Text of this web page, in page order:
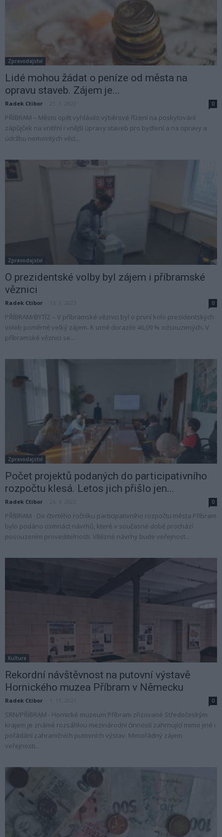
Zpravodajství
Lidé mohou žádat o peníze od města na
opravu staveb. Zájem je...
Radek Ctibor 0
PŘÍBRAM – Město opět vyhlásilo výběrové řízení na poskytování
zápůjček na vnitřní i vnější úpravy staveb pro bydlení a na opravy a
údržbu nemovitých věcí...
Zpravodajství
O prezidentské volby byl zájem i příbramské
věznici
Radek Ctibor 0
PŘÍBRAM/BYTÍZ – V příbramské věznici byl o první kolo prezidentských
voleb poměrně velký zájem. K urně dorazilo 46,09 % odsouzených. V
příbramské věznici se...
Zpravodajství
Počet projektů podaných do participativního
rozpočtu klesá. Letos jich přišlo jen...
Radek Ctibor 0
PŘÍBRAM - Do čtvrtého ročníku participativního rozpočtu města Příbram
bylo podáno osmnáct návrhů, které v současné době prochází
posouzením proveditelnosti. Vítězné návrhy bude veřejnost...
Kultura
Rekordní návštěvnost na putovní výstavě
Hornického muzea Příbram v Německu
Radek Ctibor 0
SRN/PŘÍBRAM - Hornické muzeum Příbram zřizované Středočeským
krajem je známé rozsáhlou mezinárodní činností zahrnující mimo jiné i
pořádání zahraničních putovních výstav. Mimořádný zájem
veřejnosti...